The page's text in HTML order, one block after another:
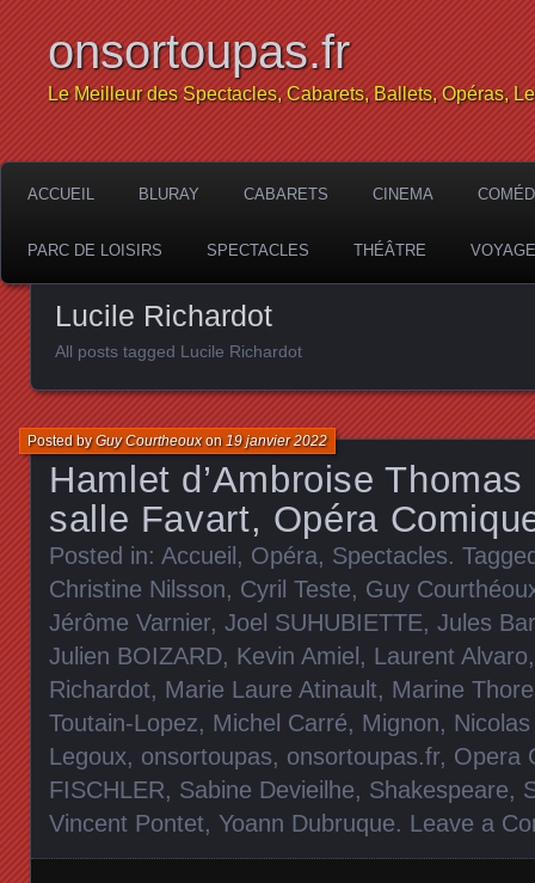
onsortoupas.fr
Le Meilleur des Spectacles, Cabarets, Ballets, Opéras,
ACCUEIL BLURAY CABARETS CINEMA
PARC DE LOISIRS SPECTACLES THÉÂTRE
Lucile Richardot
All posts tagged Lucile Richardot
Hamlet d’Ambroise
salle Favart, Opéra
Posted byGuy Courtheouxon 19 janvier 2022
Posted in: Accueil, Opéra, Spectacles.
Christine Nilsson, Cyril Teste, Guy
Jérôme Varnier, Joel SUHUBIETTE, Jules
Julien BOIZARD, Kevin Amiel, Laurent Alvaro
Richardot, Marie Laure Atinault, Marine
Toutain-Lopez, Michel Carré, Mignon,
Legoux, onsortoupas, onsortoupas.fr, Opera
FISCHLER, Sabine Devieilhe, Shakespeare,
Vincent Pontet, Yoann Dubruque. Leave a